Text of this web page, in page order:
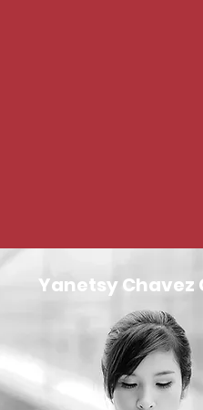
Yanetsy Chavez